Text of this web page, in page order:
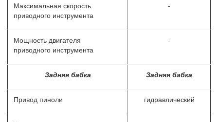
Максимальная скорость
приводного инструмента
-
Мощность двигателя
приводного инструмента
-
Задняя бабка Задняя бабка
Привод пиноли гидравлический